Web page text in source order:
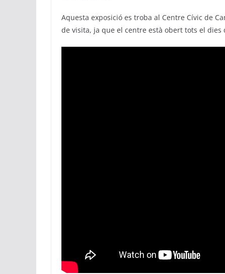
Aquesta exposició es troba al Centre Cívic de
de visita, ja que el centre està obert tots el